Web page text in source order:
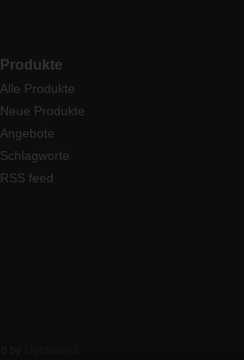
Produkte
Alle Produkte
Neue Produkte
Angebote
Schlagworte
RSS feed